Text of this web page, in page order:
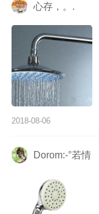
心存，。.
2018-08-06
Dorom:-°若情